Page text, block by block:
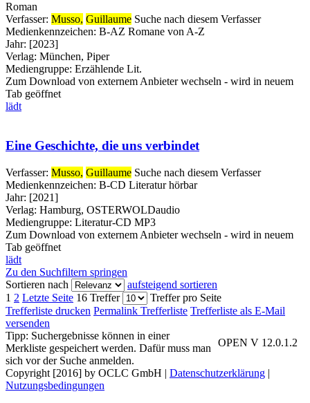
Roman
Verfasser: Musso, Guillaume Suche nach diesem Verfasser
Medienkennzeichen: B-AZ Romane von A-Z
Jahr: [2023]
Verlag: München, Piper
Mediengruppe: Erzählende Lit.
Zum Download von externem Anbieter wechseln - wird in neuem
Tab geöffnet
lädt
Eine Geschichte, die uns verbindet
Verfasser: Musso, Guillaume Suche nach diesem Verfasser
Medienkennzeichen: B-CD Literatur hörbar
Jahr: [2021]
Verlag: Hamburg, OSTERWOLDaudio
Mediengruppe: Literatur-CD MP3
Zum Download von externem Anbieter wechseln - wird in neuem
Tab geöffnet
lädt
Zu den Suchfiltern springen
Sortieren nach
aufsteigend sortieren
1 2 Letzte Seite 16 Treffer
Treffer pro Seite
Trefferliste drucken Permalink Trefferliste Trefferliste als E-Mail
versenden
OPEN V 12.0.1.2
Tipp: Suchergebnisse können in einer
Merkliste gespeichert werden. Dafür muss man
sich vor der Suche anmelden.
Copyright [2016] by OCLC GmbH | Datenschutzerklärung |
Nutzungsbedingungen